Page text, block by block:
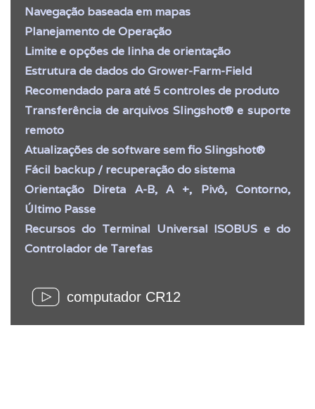
Navegação baseada em mapas
Planejamento de Operação
Limite e opções de linha de orientação
Estrutura de dados do Grower-Farm-Field
Recomendado para até 5 controles de produto
Transferência de arquivos Slingshot® e suporte
remoto
Atualizações de software sem fio Slingshot®
Fácil backup / recuperação do sistema
Orientação Direta A-B, A +, Pivô, Contorno,
Último Passe
Recursos do Terminal Universal ISOBUS e do
Controlador de Tarefas
computador CR12